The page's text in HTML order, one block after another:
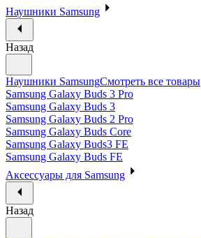
Наушники Samsung
Назад
Наушники SamsungСмотреть все товары
Samsung Galaxy Buds 3 Pro
Samsung Galaxy Buds 3
Samsung Galaxy Buds 2 Pro
Samsung Galaxy Buds Core
Samsung Galaxy Buds3 FE
Samsung Galaxy Buds FE
Аксессуары для Samsung
Назад